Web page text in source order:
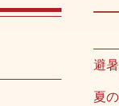
避